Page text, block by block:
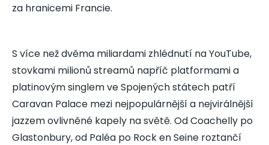
za hranicemi Francie.
S více než dvěma miliardami zhlédnutí na YouTube,
stovkami milionů streamů napříč platformami a
platinovým singlem ve Spojených státech patří
Caravan Palace mezi nejpopulárnější a nejvirálnější
jazzem ovlivněné kapely na světě. Od Coachelly po
Glastonbury, od Paléa po Rock en Seine roztančí